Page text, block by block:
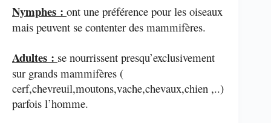
Nymphes : ont une préférence pour les oiseaux
mais peuvent se contenter des mammifères.
Adultes : se nourrissent presqu’exclusivement
sur grands mammifères (
cerf,chevreuil,moutons,vache,chevaux,chien ,..)
parfois l’homme.